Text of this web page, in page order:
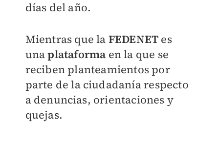
días del año.
Mientras que la FEDENET es
unaplataforma en la que se
reciben planteamientos por
parte de la ciudadaníarespecto
a denuncias, orientaciones y
quejas.